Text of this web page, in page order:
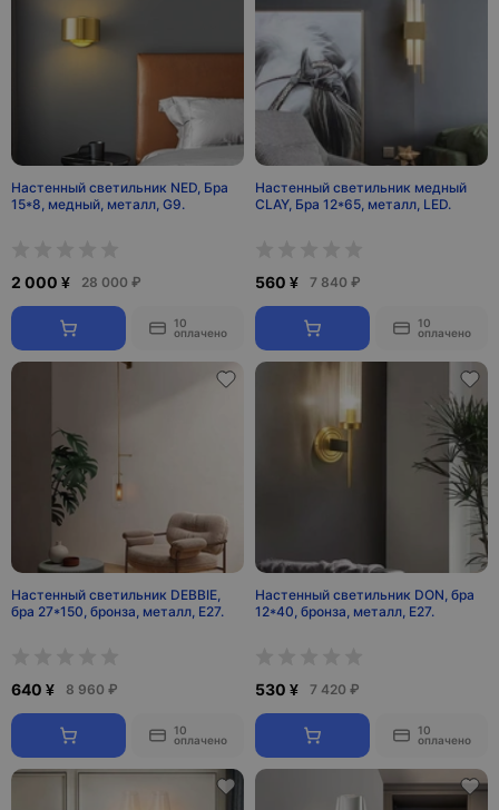
Настенный светильник NED, Бра
15*8, медный, металл, G9.
2 000 ¥ 28 000 ₽
10
оплачено
Настенный светильник медный
CLAY, Бра 12*65, металл, LED.
560 ¥ 7 840 ₽
10
оплачено
Настенный светильник DEBBIE,
бра 27*150, бронза, металл, Е27.
640 ¥ 8 960 ₽
10
оплачено
Настенный светильник DON, бра
12*40, бронза, металл, Е27.
530 ¥ 7 420 ₽
10
оплачено